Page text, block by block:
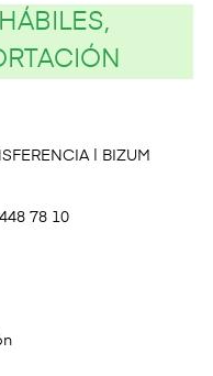
| BIZUM
78 10